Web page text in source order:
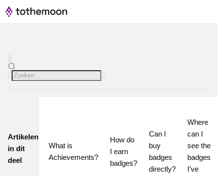
Artikelen
in dit
deel
What is
Achievements?
How do
I earn
badges?
Can I
buy
badges
directly?
Where
can I
see the
badges
I’ve